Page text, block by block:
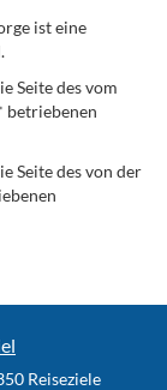
ist eine
Seite des vom
betriebenen
Seite des von der
Reiseziele